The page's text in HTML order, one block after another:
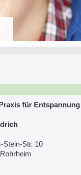
für Entspannung
Stein-Str. 10